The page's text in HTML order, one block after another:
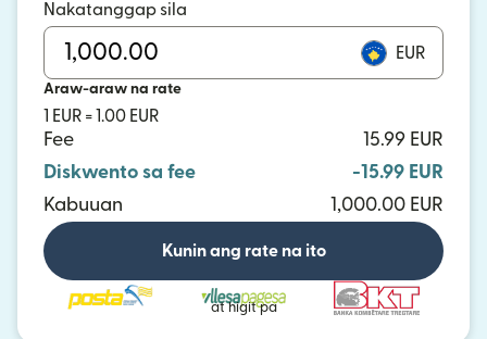
Nakatanggap sila
EUR
Araw-araw na rate
1 EUR = 1.00 EUR
Fee
15.99 EUR
Diskwento sa fee
-15.99 EUR
Kabuuan
1,000.00 EUR
Kunin ang rate na ito
at higit pa